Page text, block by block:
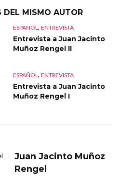
DEL MISMO AUTOR
ESPAÑOL, ENTREVISTA
Entrevista a Juan Jacinto
Muñoz Rengel II
ESPAÑOL , ENTREVISTA
Entrevista a Juan Jacinto
Muñoz Rengel I
Juan Jacinto Muñoz
Rengel